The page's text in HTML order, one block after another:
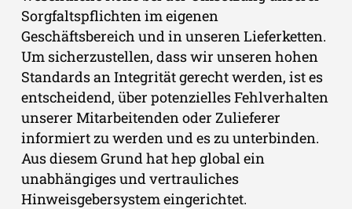
Sorgfaltspflichten im eigenen
Geschäftsbereich und in unseren Lieferketten.
Um sicherzustellen, dass wir unseren hohen
Standards an Integrität gerecht werden, ist es
entscheidend, über potenzielles Fehlverhalten
unserer Mitarbeitenden oder Zulieferer
informiert zu werden und es zu unterbinden.
Aus diesem Grund hat hep global ein
unabhängiges und vertrauliches
Hinweisgebersystem eingerichtet.